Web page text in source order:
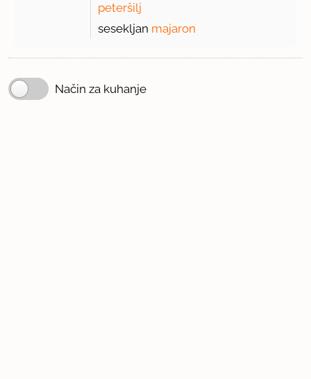
peteršilj
sesekljan majaron
Način za kuhanje